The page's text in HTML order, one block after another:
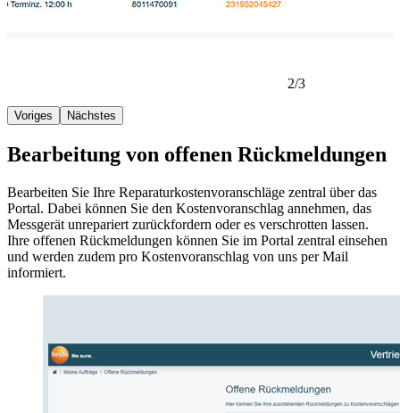
Voriges Nächstes
Bearbeitung von offenen Rückmeldungen
Bearbeiten Sie Ihre Reparaturkostenvoranschläge zentral über das
Portal. Dabei können Sie den Kostenvoranschlag annehmen, das
Messgerät unrepariert zurückfordern oder es verschrotten lassen.
Ihre offenen Rückmeldungen können Sie im Portal zentral einsehen
und werden zudem pro Kostenvoranschlag von uns per Mail
informiert.